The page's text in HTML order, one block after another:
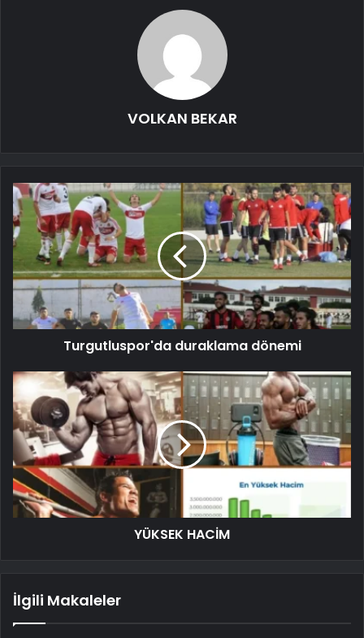
VOLKAN BEKAR
Turgutluspor'da duraklama dönemi
YÜKSEK HACİM
İlgili Makaleler